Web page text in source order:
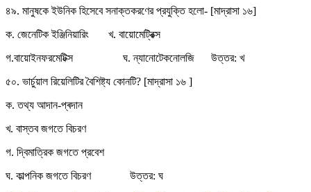
৪৯. মানুষকে ইউনিক হিসেবে সনাক্তকরণের প্রযুক্তি হলো- [মাদ্রাসা ১৬]
ক. জেনেটিক ইঞ্জিনিয়ারিং খ. বায়োমেট্রিক্স
গ.বায়োইনফরমেটিক্স ঘ. ন্যানোটেকনোলজি উত্তর: খ
৫০. ভার্চুয়াল রিয়েলিটির বৈশিষ্ট্য কোনটি? [মাদ্রাসা ১৬ ]
ক. তথ্য আদান-প্ৰদান
খ. বাস্তব জগতে বিচরণ
গ. দ্বিমাত্রিক জগতে প্রবেশ
ঘ. কাল্পনিক জগতে বিচরণউত্তর: ঘ